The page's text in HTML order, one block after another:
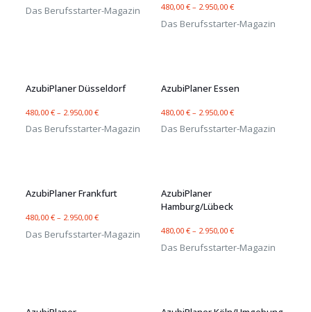
Das Berufsstarter-Magazin 480,00 €– 2.950,00 €
Das Berufsstarter-Magazin
AzubiPlaner Düsseldorf
480,00 €– 2.950,00 €
Das Berufsstarter-Magazin
AzubiPlaner Essen
480,00 €– 2.950,00 €
Das Berufsstarter-Magazin
AzubiPlaner Frankfurt
480,00 €– 2.950,00 €
Das Berufsstarter-Magazin
AzubiPlaner
Hamburg/Lübeck
480,00 €– 2.950,00 €
Das Berufsstarter-Magazin